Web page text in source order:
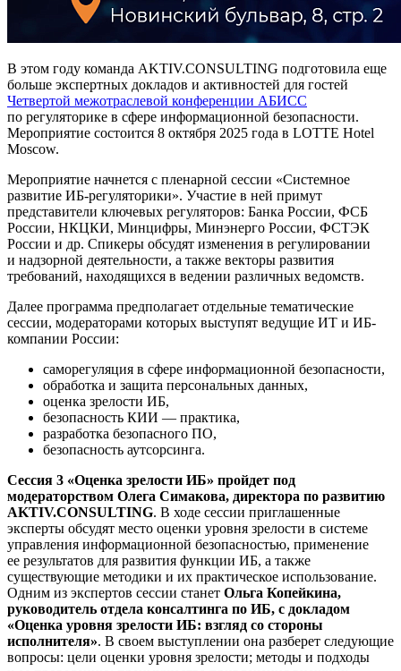
В этом году команда AKTIV.CONSULTING подготовила еще
больше экспертных докладов и активностей для гостей
Четвертой межотраслевой конференции АБИСС
по регуляторике в сфере информационной безопасности.
Мероприятие состоится 8 октября 2025 года в LOTTE Hotel
Moscow.
Мероприятие начнется с пленарной сессии «Системное
развитие ИБ-регуляторики». Участие в ней примут
представители ключевых регуляторов: Банка России, ФСБ
России, НКЦКИ, Минцифры, Минэнерго России, ФСТЭК
России и др. Спикеры обсудят изменения в регулировании
и надзорной деятельности, а также векторы развития
требований, находящихся в ведении различных ведомств.
Далее программа предполагает отдельные тематические
сессии, модераторами которых выступят ведущие ИТ и ИБ-
компании России:
саморегуляция в сфере информационной безопасности,
обработка и защита персональных данных,
оценка зрелости ИБ,
безопасность КИИ — практика,
разработка безопасного ПО,
безопасность аутсорсинга.
Сессия 3 «Оценка зрелости ИБ» пройдет под
модераторством Олега Симакова, директора по развитию
AKTIV.CONSULTING. В ходе сессии приглашенные
эксперты обсудят место оценки уровня зрелости в системе
управления информационной безопасностью, применение
ее результатов для развития функции ИБ, а также
существующие методики и их практическое использование.
Одним из экспертов сессии станет Ольга Копейкина,
руководитель отдела консалтинга по ИБ, с докладом
«Оценка уровня зрелости ИБ: взгляд со стороны
исполнителя». В своем выступлении она разберет следующие
вопросы: цели оценки уровня зрелости; методы и подходы